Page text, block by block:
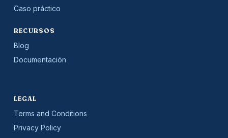
Caso práctico
RECURSOS
Blog
Documentación
LEGAL
Terms and Conditions
Privacy Policy